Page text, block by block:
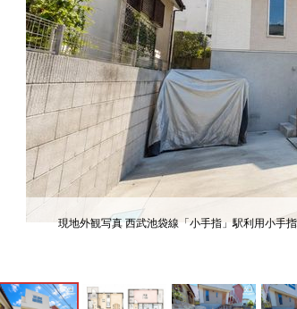
現地外観写真 西武池袋線「小手指」駅利用小手